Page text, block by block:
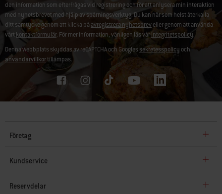
den information som efterfrågas vid registrering och för att anlysera min interaktion
med nyhetsbrevet med hjälp av spårningsverktyg. Du kan när som helst återkalla
ditt samtycke genom att klicka på avregistrera nyhetsbreveller genom att använda
vårt kontaktformulär. För mer information, vänligen läs vårintegritetspolicy.
Denna webbplats skyddas av reCAPTCHA och Googlessekretesspolicy och
användarvillkortillämpas.
Företag
Kundservice
Reservdelar